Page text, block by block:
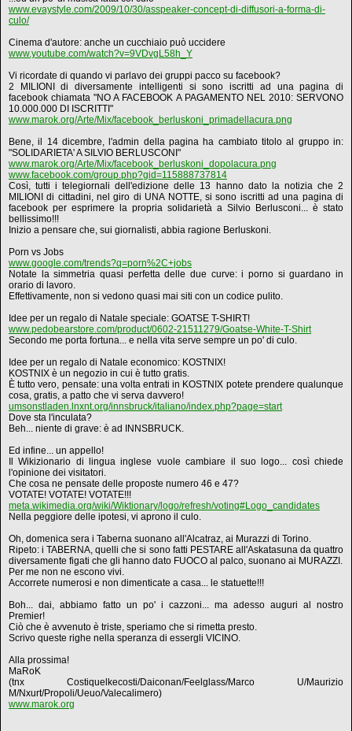
www.evaystyle.com/2009/10/30/asspeaker-concept-di-diffusori-a-forma-di-
culo/
Cinema d'autore: anche un cucchiaio può uccidere
www.youtube.com/watch?v=9VDvgL58h_Y
Vi ricordate di quando vi parlavo dei gruppi pacco su facebook?
2 MILIONI di diversamente intelligenti si sono iscritti ad una pagina di
facebook chiamata "NO A FACEBOOK A PAGAMENTO NEL 2010: SERVONO
10.000.000 DI ISCRITTI"
www.marok.org/Arte/Mix/facebook_berluskoni_primadellacura.png
Bene, il 14 dicembre, l'admin della pagina ha cambiato titolo al gruppo in:
"SOLIDARIETA' A SILVIO BERLUSCONI"
www.marok.org/Arte/Mix/facebook_berluskoni_dopolacura.png
www.facebook.com/group.php?gid=115888737814
Così, tutti i telegiornali dell'edizione delle 13 hanno dato la notizia che 2
MILIONI di cittadini, nel giro di UNA NOTTE, si sono iscritti ad una pagina di
facebook per esprimere la propria solidarietà a Silvio Berlusconi... è stato
bellissimo!!!
Inizio a pensare che, sui giornalisti, abbia ragione Berluskoni.
Porn vs Jobs
www.google.com/trends?q=porn%2C+jobs
Notate la simmetria quasi perfetta delle due curve: i porno si guardano in
orario di lavoro.
Effettivamente, non si vedono quasi mai siti con un codice pulito.
Idee per un regalo di Natale speciale: GOATSE T-SHIRT!
www.pedobearstore.com/product/0602-21511279/Goatse-White-T-Shirt
Secondo me porta fortuna... e nella vita serve sempre un po' di culo.
Idee per un regalo di Natale economico: KOSTNIX!
KOSTNIX è un negozio in cui è tutto gratis.
È tutto vero, pensate: una volta entrati in KOSTNIX potete prendere qualunque
cosa, gratis, a patto che vi serva davvero!
umsonstladen.lnxnt.org/innsbruck/italiano/index.php?page=start
Dove sta l'inculata?
Beh... niente di grave: è ad INNSBRUCK.
Ed infine... un appello!
Il Wikizionario di lingua inglese vuole cambiare il suo logo... così chiede
l'opinione dei visitatori.
Che cosa ne pensate delle proposte numero 46 e 47?
VOTATE! VOTATE! VOTATE!!!
meta.wikimedia.org/wiki/Wiktionary/logo/refresh/voting#Logo_candidates
Nella peggiore delle ipotesi, vi aprono il culo.
Oh, domenica sera i Taberna suonano all'Alcatraz, ai Murazzi di Torino.
Ripeto: i TABERNA, quelli che si sono fatti PESTARE all'Askatasuna da quattro
diversamente figati che gli hanno dato FUOCO al palco, suonano ai MURAZZI.
Per me non ne escono vivi.
Accorrete numerosi e non dimenticate a casa... le statuette!!!
Boh... dai, abbiamo fatto un po' i cazzoni... ma adesso auguri al nostro
Premier!
Ciò che è avvenuto è triste, speriamo che si rimetta presto.
Scrivo queste righe nella speranza di essergli VICINO.
Alla prossima!
MaRoK
(tnx Costiquelkecosti/Daiconan/Feelglass/Marco U/Maurizio
M/Nxurt/Propoli/Ueuo/Valecalimero)
www.marok.org